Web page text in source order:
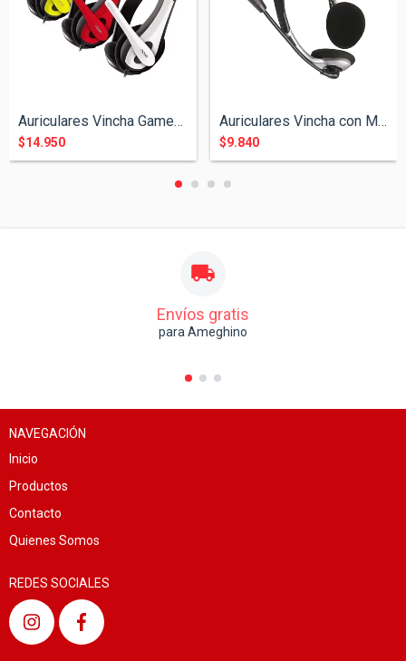
Auriculares Vincha Gamer Noga NGV-400
$14.950
Auriculares Vincha con Micrófono Netmak...
$9.840
Envíos gratis
para Ameghino
NAVEGACIÓN
Inicio
Productos
Contacto
Quienes Somos
REDES SOCIALES